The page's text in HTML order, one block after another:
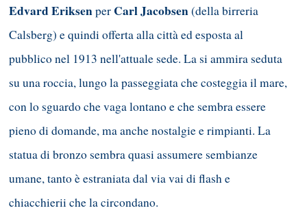
Edvard Eriksenper Carl Jacobsen(della birreria
Calsberg) e quindi offerta alla città ed esposta al
pubblico nel 1913 nell'attuale sede. La si ammira seduta
su una roccia, lungo la passeggiata che costeggia il mare,
con lo sguardo che vaga lontano e che sembra essere
pieno di domande, ma anche nostalgie e rimpianti. La
statua di bronzo sembra quasi assumere sembianze
umane, tanto è estraniata dal via vai di flash e
chiacchierii che la circondano.